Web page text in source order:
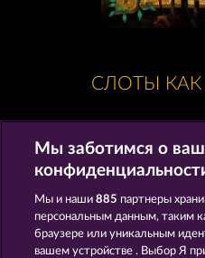
СЛОТЫ КАК
Western Jack
Мы заботимся о
Мы и наши885 партнеры
персональным данным, таким
браузере или уникальным
вашем устройстве . Выбор Я